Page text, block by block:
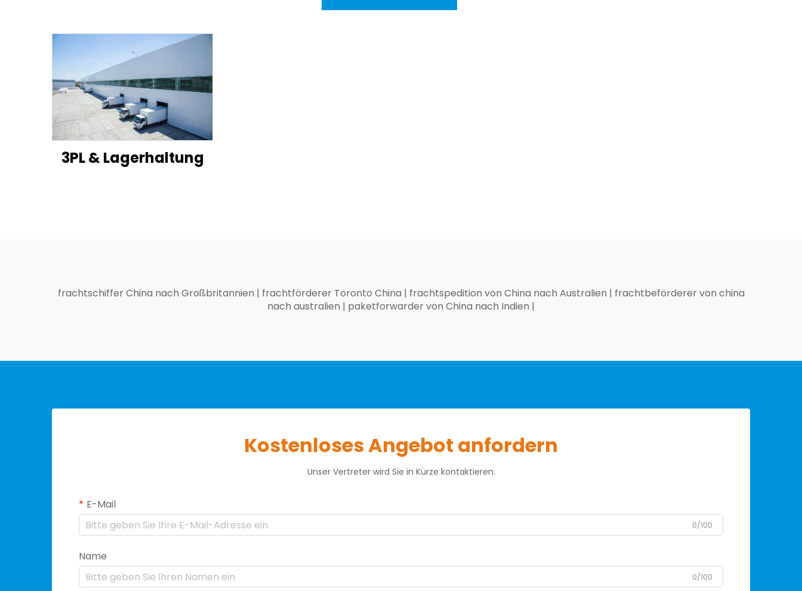
3PL & Lagerhaltung
frachtschiffer China nach Großbritannien | frachtförderer Toronto China | frachtspedition von China nach Australien | frachtbeförderer von china
nach australien | paketforwarder von China nach Indien |
Kostenloses Angebot anfordern
Unser Vertreter wird Sie in Kürze kontaktieren.
E-Mail
0/100
Name
0/100